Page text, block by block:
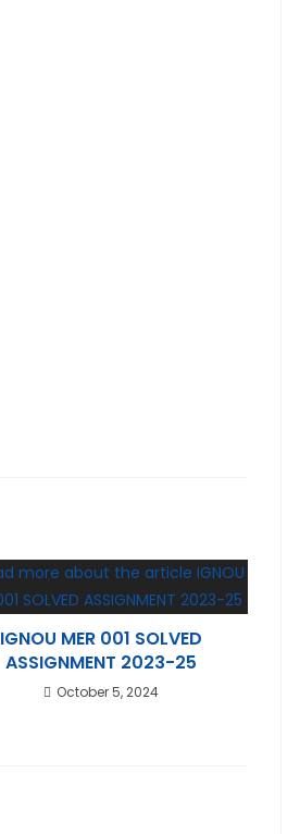
IGNOU MER 001 SOLVED
ASSIGNMENT 2023-25
October 5, 2024